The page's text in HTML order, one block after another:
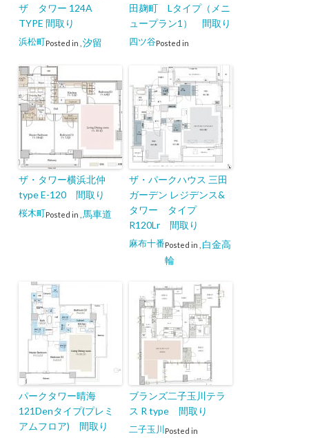
ザ タワー 124A
TYPE 間取り
Posted in
浜松町 汐留
田麹町 Lタイプ（メニ
ュープラン1） 間取り
Posted in
四ツ谷
ザ・タワー横浜北仲
type E-120 間取り
Posted in
桜木町 馬車道
ザ・パークハウス 三田
ガーデン レジデンス&
タワー タイプ
R120Lr 間取り
Posted in
麻布十番
白金高
輪
パークタワー晴海
121Denタイプ(プレミ
アムフロア) 間取り
ブランズ二子玉川テラ
ス R type 間取り
Posted in
二子玉川